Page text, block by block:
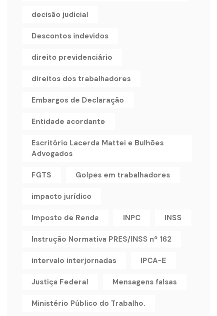
decisão judicial
Descontos indevidos
direito previdenciário
direitos dos trabalhadores
Embargos de Declaração
Entidade acordante
Escritório Lacerda Mattei e Bulhões
Advogados
FGTS Golpes em trabalhadores
impacto jurídico
Imposto de Renda INPC INSS
Instrução Normativa PRES/INSS nº 162
intervalo interjornadas IPCA-E
Justiça Federal Mensagens falsas
Ministério Público do Trabalho.